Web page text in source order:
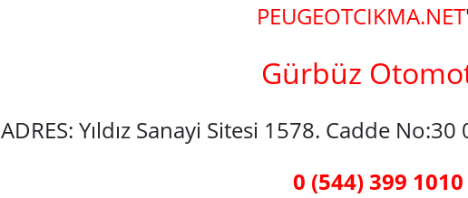
PEUGEOTCIKMA.NET
Gürbüz
ADRES: Yıldız Sanayi Sitesi 1578. Cadde
0 (544) 399 1010